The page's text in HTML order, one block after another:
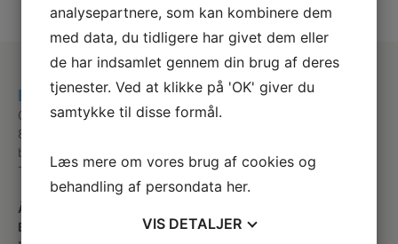
Bauns Klinik for fodterapi
Christiansfeldvej 111
8600 Silkeborg
baunsfodterapi@gmail.com
Telefon+45 40615900
Åbningstider
Bauns Klinik for Fodterapi
analysepartnere, som kan kombinere dem
med data, du tidligere har givet dem eller
de har indsamlet gennem din brug af deres
tjenester. Ved at klikke på 'OK' giver du
samtykke til disse formål.
Læs mere om vores brug af cookies og
behandling af persondata her.
VIS DETALJER